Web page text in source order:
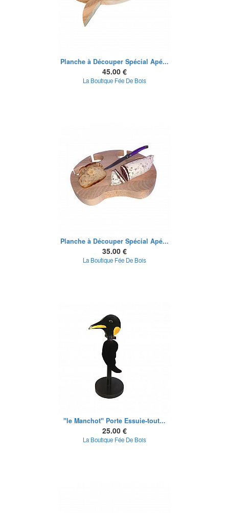
Planche à Découper Spécial Apé...
45.00 €
La Boutique Fée De Bois
Planche à Découper Spécial Apé...
35.00 €
La Boutique Fée De Bois
"le Manchot" Porte Essuie-tout...
25.00 €
La Boutique Fée De Bois